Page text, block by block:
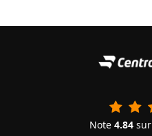
Note 4.84 sur